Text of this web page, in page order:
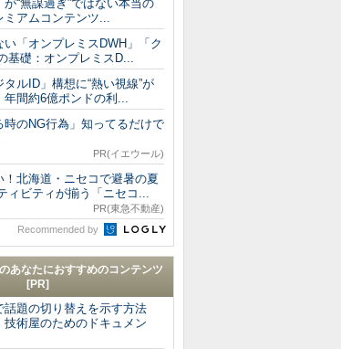
が“無謀過ぎ”ではない本当の
ミアムコンテンツ...
い「オンプレミスDWH」「ク
基礎：オンプレミスD...
ルID」構想に“熱い視線”が
年間約6億ポンドの利...
時のNG行為」知ってるだけで
PR(イエウール)
！北海道・ニセコで避暑の夏
ィビティが揃う「ニセコ...
PR(東急不動産)
Recommended by
あなたにおすすめのコンテンツ
[PR]
話題の切り替えを示す方法
技術屋のためのドキュメン